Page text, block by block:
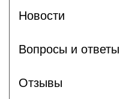
Новости
Вопросы и ответы
Отзывы